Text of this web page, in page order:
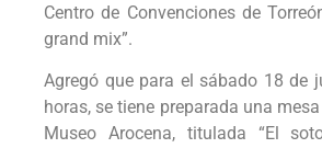
Centro de Convenciones de
grand mix”.
Agregó que para el sábado 18 de
horas, se tiene preparada una
Museo Arocena, titulada “El